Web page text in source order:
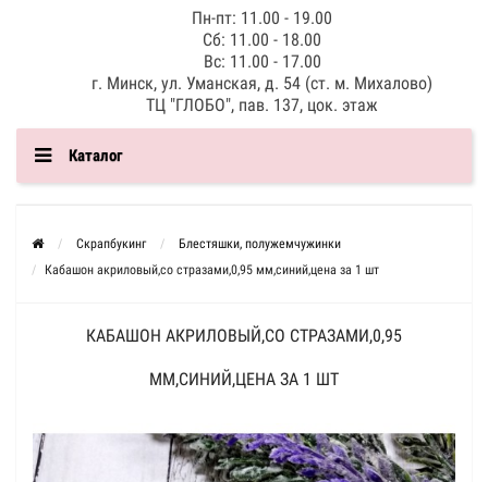
Пн-пт: 11.00 - 19.00
Сб: 11.00 - 18.00
Вс: 11.00 - 17.00
г. Минск, ул. Уманская, д. 54 (ст. м. Михалово)
ТЦ "ГЛОБО", пав. 137, цок. этаж
Каталог
Скрапбукинг
Блестяшки, полужемчужинки
Кабашон акриловый,со стразами,0,95 мм,синий,цена за 1 шт
КАБАШОН АКРИЛОВЫЙ,СО СТРАЗАМИ,0,95
ММ,СИНИЙ,ЦЕНА ЗА 1 ШТ